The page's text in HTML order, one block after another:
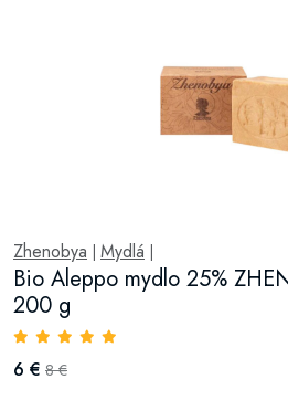
Zhenobya Mydlá
Bio Aleppo mydlo 25%
200 g
6 € 8 €